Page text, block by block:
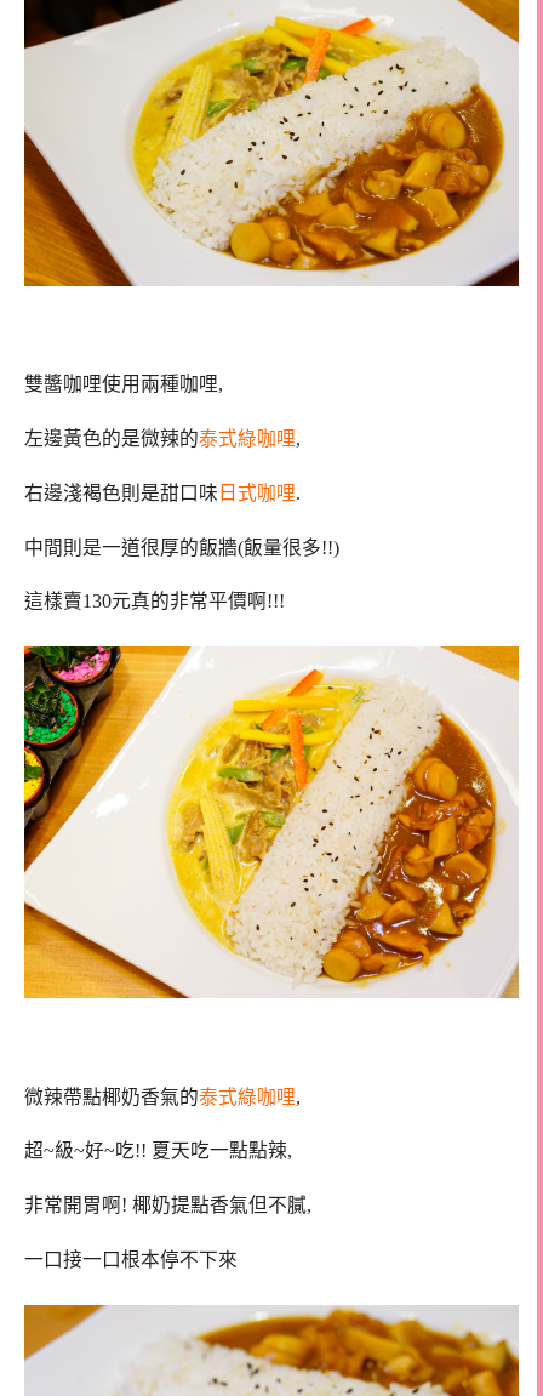
雙醬咖哩使用兩種咖哩,
左邊黃色的是微辣的泰式綠咖哩,
右邊淺褐色則是甜口味 日式咖哩.
中間則是一道很厚的飯牆(飯量很多!!)
這樣賣130元真的非常平價啊!!!
微辣帶點椰奶香氣的泰式綠咖哩,
超~級~好~吃!! 夏天吃一點點辣,
非常開胃啊! 椰奶提點香氣但不膩,
一口接一口根本停不下來